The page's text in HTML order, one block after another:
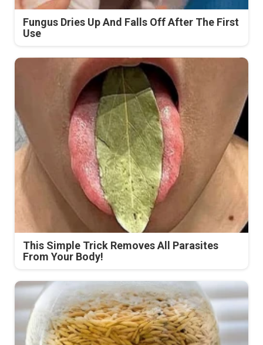
Fungus Dries Up And Falls Off After The First
Use
This Simple Trick Removes All Parasites
From Your Body!